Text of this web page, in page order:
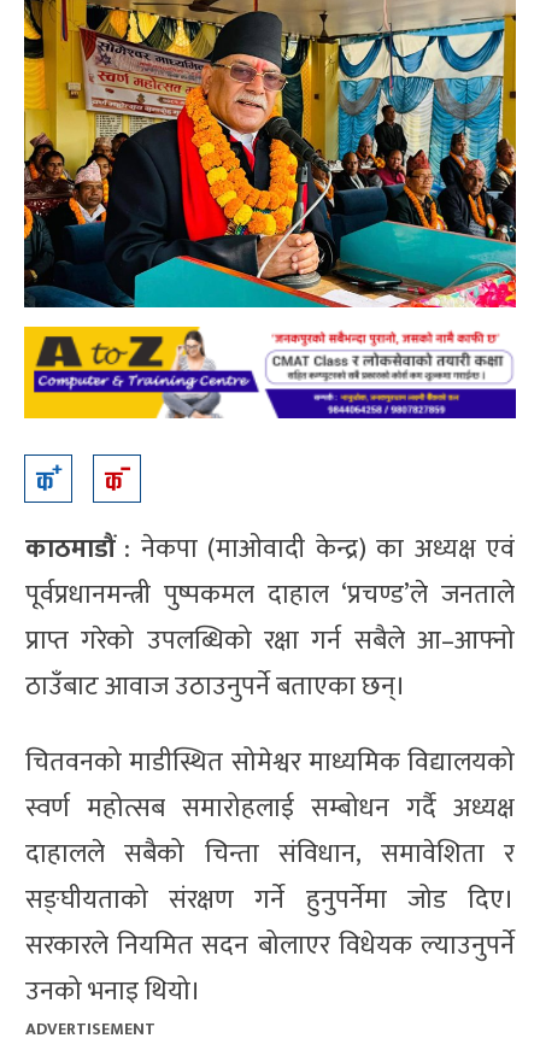
काठमाडौं: नेकपा (माओवादी केन्द्र) का अध्यक्ष एवं
पूर्वप्रधानमन्त्री पुष्पकमल दाहाल ‘प्रचण्ड’ले जनताले
प्राप्त गरेको उपलब्धिको रक्षा गर्न सबैले आ–आफ्नो
ठाउँबाट आवाज उठाउनुपर्ने बताएका छन्।
चितवनको माडीस्थित सोमेश्वर माध्यमिक विद्यालयको
स्वर्ण महोत्सब समारोहलाई सम्बोधन गर्दै अध्यक्ष
दाहालले सबैको चिन्ता संविधान, समावेशिता र
सङ्घीयताको संरक्षण गर्ने हुनुपर्नेमा जोड दिए।
सरकारले नियमित सदन बोलाएर विधेयक ल्याउनुपर्ने
उनको भनाइ थियो।
ADVERTISEMENT